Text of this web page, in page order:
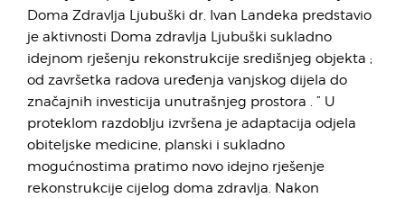
Doma Zdravlja Ljubuški dr. Ivan Landeka predstavio
je aktivnosti Doma zdravlja Ljubuški sukladno
idejnom rješenju rekonstrukcije središnjeg objekta ;
od završetka radova uređenja vanjskog dijela do
značajnih investicija unutrašnjeg prostora . ” U
proteklom razdoblju izvršena je adaptacija odjela
obiteljske medicine, planski i sukladno
mogućnostima pratimo novo idejno rješenje
rekonstrukcije cijelog doma zdravlja. Nakon